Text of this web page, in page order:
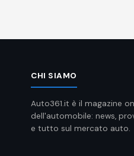
CHI SIAMO
Auto361.it è il magazine
dell'automobile: news,
e tutto sul mercato auto.